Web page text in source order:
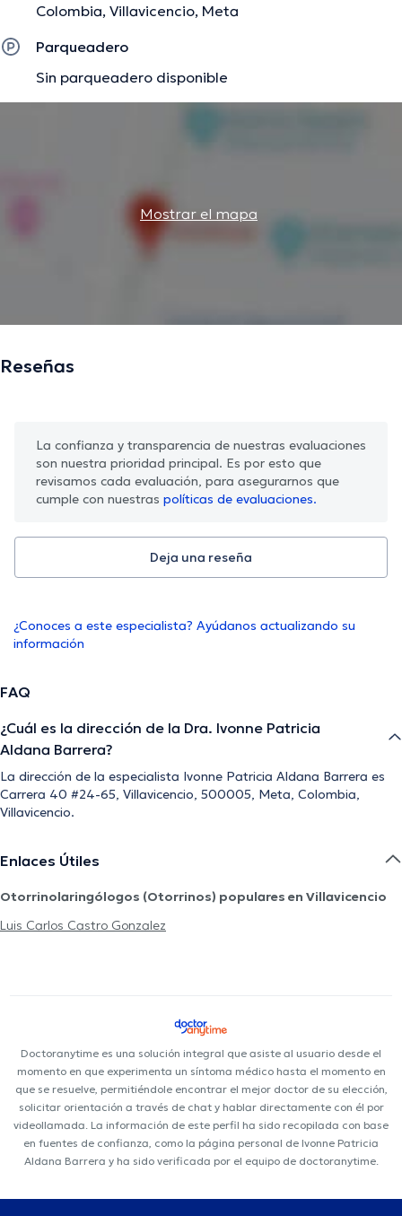
Colombia, Villavicencio, Meta
Parqueadero
Sin parqueadero disponible
Mostrar el mapa
Reseñas
La confianza y transparencia de nuestras evaluaciones
son nuestra prioridad principal. Es por esto que
revisamos cada evaluación, para asegurarnos que
cumple con nuestras políticas de evaluaciones.
Deja una reseña
¿Conoces a este especialista? Ayúdanos actualizando su
información
FAQ
¿Cuál es la dirección de la Dra. Ivonne Patricia
Aldana Barrera?
La dirección de la especialista Ivonne Patricia Aldana Barrera es
Carrera 40 #24-65, Villavicencio, 500005, Meta, Colombia,
Villavicencio.
Enlaces Útiles
Otorrinolaringólogos (Otorrinos) populares en Villavicencio
Luis Carlos Castro Gonzalez
Doctoranytime es una solución integral que asiste al usuario desde el
momento en que experimenta un síntoma médico hasta el momento en
que se resuelve, permitiéndole encontrar el mejor doctor de su elección,
solicitar orientación a través de chat y hablar directamente con él por
videollamada. La información de este perfil ha sido recopilada con base
en fuentes de confianza, como la página personal de Ivonne Patricia
Aldana Barrera y ha sido verificada por el equipo de doctoranytime.